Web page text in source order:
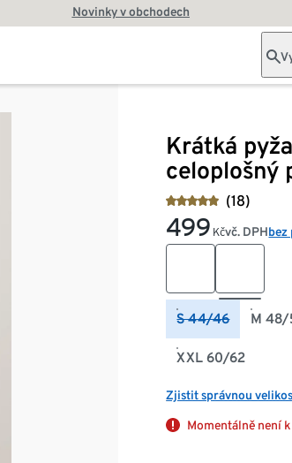
Novinky v obchodech
Krátká
celoplošný
(18)
499 Kčvč. DPHbez
S 44/46 M 48/
XXL 60/62
Zjistit správnou
Momentálně není